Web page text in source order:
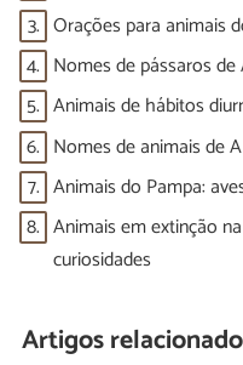
3. Orações para animais
4. Nomes de pássaros de
5. Animais de hábitos
6. Nomes de animais de
7. Animais do Pampa:
8. Animais em extinção
curiosidades
Artigos